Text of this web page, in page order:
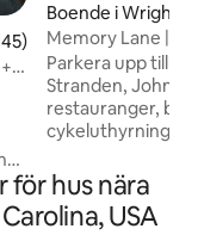
i genomsnittligt
Boende i
Memory Lane |
för 4 bilar | 6
Parkera upp till 4
Stranden,
restauranger,
cykeluthyrning,
några minuter. Bo i denna vackert
uppdaterade,
duplex med gott
för hus nära
USA